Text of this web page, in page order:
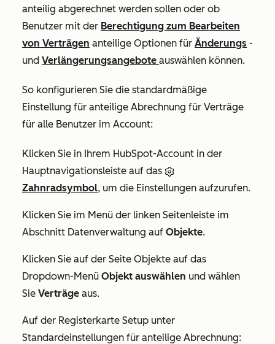
anteilig abgerechnet werden sollen oder ob
Benutzer mit der Berechtigung zum Bearbeiten
von Verträgen anteilige Optionen für Änderungs -
und Verlängerungsangebote auswählen können.
So konfigurieren Sie die standardmäßige
Einstellung für anteilige Abrechnung für Verträge
für alle Benutzer im Account:
Klicken Sie in Ihrem HubSpot-Account in der
Hauptnavigationsleiste auf das
Zahnradsymbol, um die Einstellungen aufzurufen.
Klicken Sie im Menü der linken Seitenleiste im
Abschnitt Datenverwaltung auf Objekte.
Klicken Sie auf der Seite Objekte auf das
Dropdown-Menü Objekt auswählen und wählen
Sie Verträge aus.
Auf der Registerkarte Setup unter
Standardeinstellungen für anteilige Abrechnung: